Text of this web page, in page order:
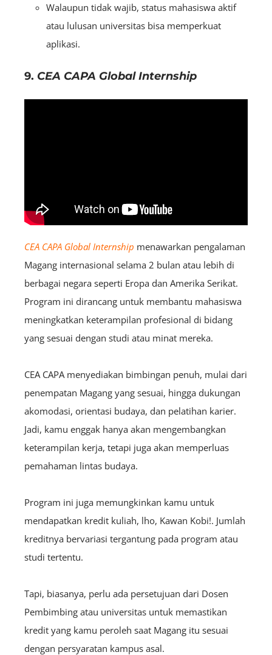
Walaupun tidak wajib, status mahasiswa aktif
atau lulusan universitas bisa memperkuat
aplikasi.
9. CEA CAPA Global Internship
CEA CAPA Global Internship menawarkan pengalaman
Magang internasional selama 2 bulan atau lebih di
berbagai negara seperti Eropa dan Amerika Serikat.
Program ini dirancang untuk membantu mahasiswa
meningkatkan keterampilan profesional di bidang
yang sesuai dengan studi atau minat mereka.
CEA CAPA menyediakan bimbingan penuh, mulai dari
penempatan Magang yang sesuai, hingga dukungan
akomodasi, orientasi budaya, dan pelatihan karier.
Jadi, kamu enggak hanya akan mengembangkan
keterampilan kerja, tetapi juga akan memperluas
pemahaman lintas budaya.
Program ini juga memungkinkan kamu untuk
mendapatkan kredit kuliah, lho, Kawan Kobi!. Jumlah
kreditnya bervariasi tergantung pada program atau
studi tertentu.
Tapi, biasanya, perlu ada persetujuan dari Dosen
Pembimbing atau universitas untuk memastikan
kredit yang kamu peroleh saat Magang itu sesuai
dengan persyaratan kampus asal.